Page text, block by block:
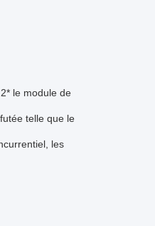
le module de
telle que le
les